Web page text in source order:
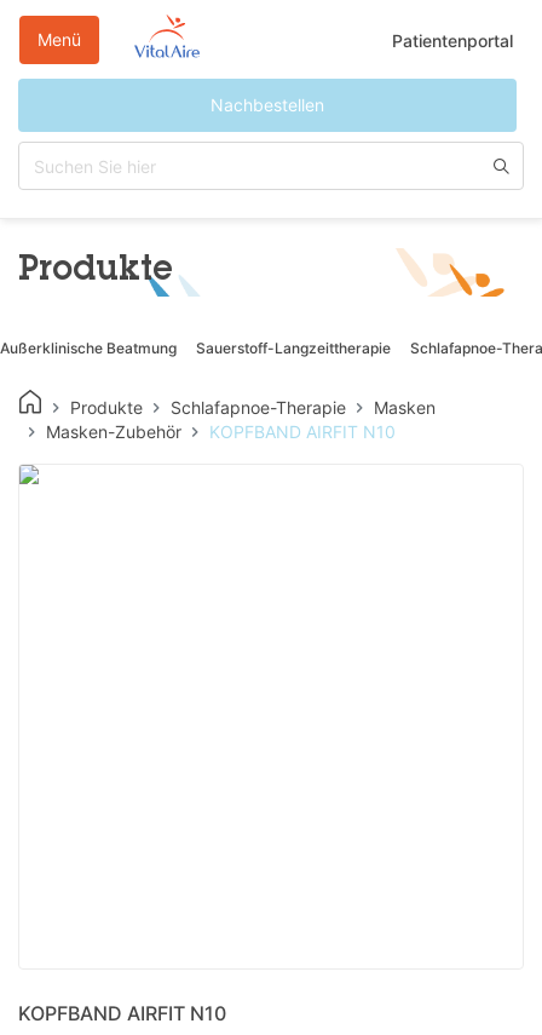
Patientenportal
Nachbestellen
Menü
Produkte
Außerklinische Beatmung Sauerstoff-Langzeittherapie Schlafapnoe-
Produkte Schlafapnoe-Therapie
Masken
Masken-Zubehör
KOPFBAND AIRFIT N10
KOPFBAND AIRFIT N10